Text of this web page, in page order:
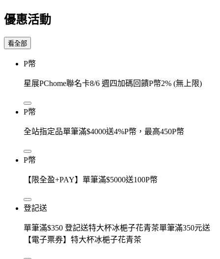
優惠活動
看全部
P幣
星展PChome聯名卡8/6 週四加碼回饋P幣2% (無上限)
P幣
全站指定品單筆滿$4000送4%P幣，最高450P幣
P幣
【限全盈+PAY】單筆滿$5000送100P幣
登記送
單筆滿$350 登記送特大杯冰梔子花青茶單筆滿350元送
【電子票券】特大杯冰梔子花青茶